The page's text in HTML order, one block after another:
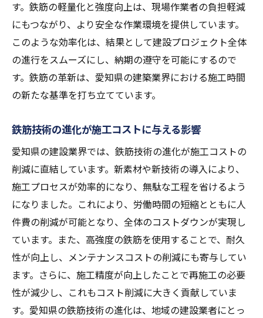
す。鉄筋の軽量化と強度向上は、現場作業者の負担軽減
にもつながり、より安全な作業環境を提供しています。
このような効率化は、結果として建設プロジェクト全体
の進行をスムーズにし、納期の遵守を可能にするので
す。鉄筋の革新は、愛知県の建築業界における施工時間
の新たな基準を打ち立てています。
鉄筋技術の進化が施工コストに与える影響
愛知県の建設業界では、鉄筋技術の進化が施工コストの
削減に直結しています。新素材や新技術の導入により、
施工プロセスが効率的になり、無駄な工程を省けるよう
になりました。これにより、労働時間の短縮とともに人
件費の削減が可能となり、全体のコストダウンが実現し
ています。また、高強度の鉄筋を使用することで、耐久
性が向上し、メンテナンスコストの削減にも寄与してい
ます。さらに、施工精度が向上したことで再施工の必要
性が減少し、これもコスト削減に大きく貢献していま
す。愛知県の鉄筋技術の進化は、地域の建設業者にとっ